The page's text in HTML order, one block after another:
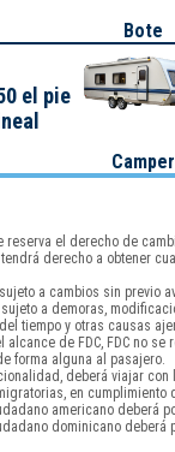
Bote
el pie
Camper
reserva el derecho de
derecho a obtener
a cambios sin previo
a demoras,
tiempo y otras causas
de FDC, FDC no se
forma alguna al pasajero.
deberá viajar con
en cumplimiento
americano deberá
dominicano deberá